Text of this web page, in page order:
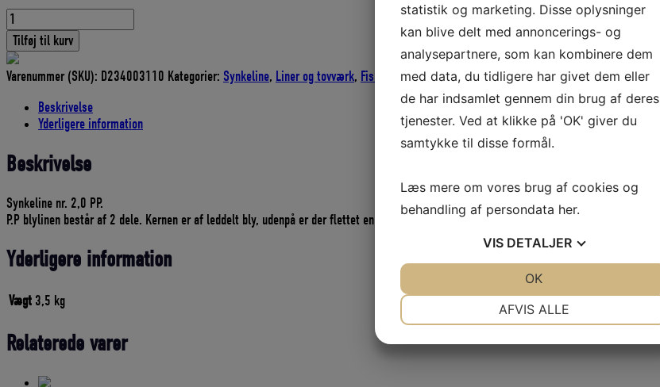
BLYLINE
NR.
2,0
-
Pris
Tilføj til kurv
Varenummer (SKU): D234003110 Kategorier: Synkeline, Liner og tovværk, Fiskeriudstyr
Beskrivelse
Yderligere information
Beskrivelse
Synkeline nr. 2,0 PP.
P.P blylinen består af 2 dele. Kernen er af leddelt bly, udenpå er der flettet en strømpe af P.P. filamenter
Yderligere information
Vægt 3,5 kg
Relaterede varer
statistik og marketing. Disse oplysninger
kan blive delt med annoncerings- og
analysepartnere, som kan kombinere dem
med data, du tidligere har givet dem eller
de har indsamlet gennem din brug af deres
tjenester. Ved at klikke på 'OK' giver du
samtykke til disse formål.
Læs mere om vores brug af cookies og
behandling af persondata her.
VIS DETALJER
AFVIS ALLE
OK